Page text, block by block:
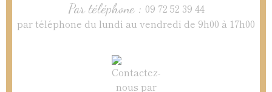
Par téléphone : 09 72 52 39 44
par téléphone du lundi au vendredi de 9h00 à 17h00